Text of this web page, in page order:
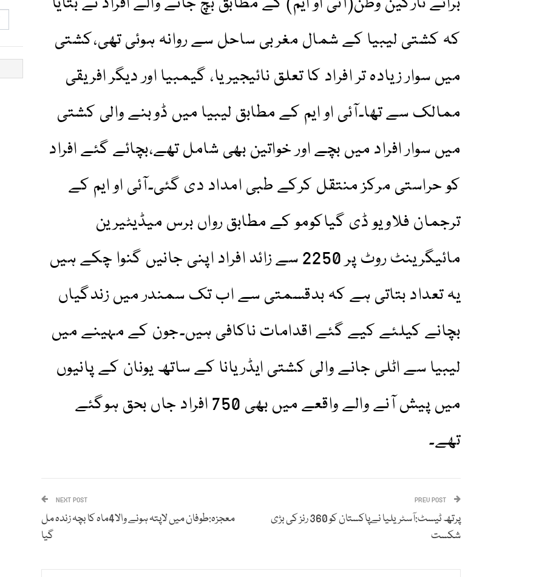
کہ کشتی لیبیا کے شمال مغربی ساحل سے روانہ ہوئی تھی،کشتی
میں سوار زیادہ تر افراد کا تعلق نائیجیریا، گیمبیا اور دیگر افریقی
ممالک سے تھا۔آئی او ایم کے مطابق لیبیا میں ڈوبنے والی کشتی
میں سوار افراد میں بچے اور خواتین بھی شامل تھے،بچائے گئے افراد
کو حراستی مرکز منتقل کرکے طبی امداد دی گئی۔آئی او ایم کے
ترجمان فلاویو ڈی گیاکومو کے مطابق رواں برس میڈیٹیرین
مائیگرینٹ روٹ پر 2250 سے زائد افراد اپنی جانیں گنوا چکے ہیں
یہ تعداد بتاتی ہے کہ بدقسمتی سے اب تک سمندر میں زندگیاں
بچانے کیلئے کیے گئے اقدامات ناکافی ہیں۔جون کے مہینے میں
لیبیا سے اٹلی جانے والی کشتی ایڈریانا کے ساتھ یونان کے پانیوں
میں پیش آنے والے واقعے میں بھی 750 افراد جاں بحق ہوگئے
تھے۔
پرتھ ٹیسٹ:آسٹریلیا نےپاکستان کو 360 رنز کی بڑی
شکست
NEXT POST
معجزہ:طوفان میں لاپتہ ہونے والا4ماہ کا بچہ زندہ مل
گیا